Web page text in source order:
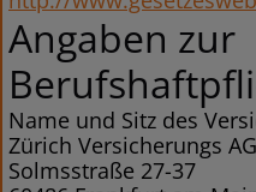
Angaben zur
Name und Sitz des
Zürich Versicherungs AG
Solmsstraße 27-37